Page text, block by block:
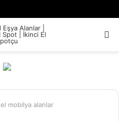
mobilya alanlar